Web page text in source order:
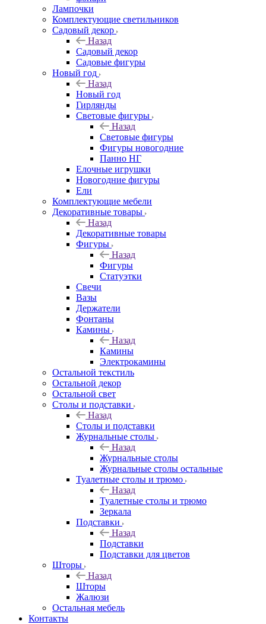
Лампочки
Комплектующие светильников
Садовый декор
Назад
Садовый декор
Садовые фигуры
Новый год
Назад
Новый год
Гирлянды
Световые фигуры
Назад
Световые фигуры
Фигуры новогодние
Панно НГ
Елочные игрушки
Новогодние фигуры
Ели
Комплектующие мебели
Декоративные товары
Назад
Декоративные товары
Фигуры
Назад
Фигуры
Статуэтки
Свечи
Вазы
Держатели
Фонтаны
Камины
Назад
Камины
Электрокамины
Остальной текстиль
Остальной декор
Остальной свет
Столы и подставки
Назад
Столы и подставки
Журнальные столы
Назад
Журнальные столы
Журнальные столы остальные
Туалетные столы и трюмо
Назад
Туалетные столы и трюмо
Зеркала
Подставки
Назад
Подставки
Подставки для цветов
Шторы
Назад
Шторы
Жалюзи
Остальная мебель
Контакты